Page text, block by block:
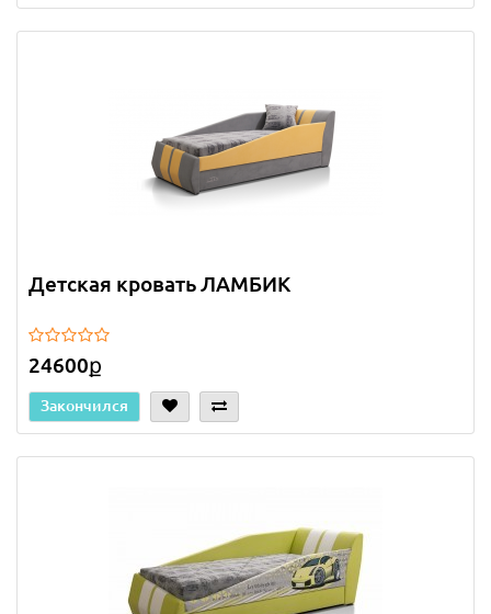
Детская кровать ЛАМБИК
24600ք
Закончился